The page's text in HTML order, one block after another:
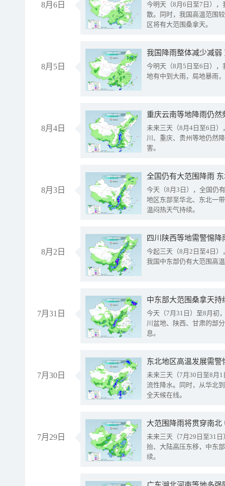
8月6日
今明天（8月6日至7日）
散。同时，我国高温范围
区将有大范围桑拿天。
8月5日
我国降雨整体减少减弱
今明天（8月5日至6日）
地有中到大雨，局地暴雨
8月4日
重庆云南等地降雨仍然
未来三天（8月4日至6日
川、重庆、贵州等地仍然
害。
8月3日
全国仍有大范围降雨
今天（8月3日），全国仍
地区东部至华北、东北一
温闷热天气持续。
8月2日
今起三天（8月2日至4日
我国中东部仍有大范围高
7月31日
中东部大范围桑拿天
今天（7月31日）至8月初
川盆地、陕西、甘肃的部
息。
7月30日
东北地区高温发展需
未来三天（7月30日至8月
流性降水。同时，从华北
全天候在线。
7月29日
大范围降雨将贯穿南
未来三天（7月29日至31
抬、大陆高压东移，中东
续。